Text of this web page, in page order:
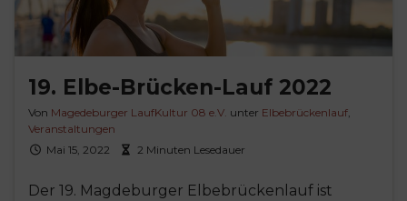
19. Elbe-Brücken-Lauf 2022
Von Magedeburger LaufKultur 08 e.V. unter Elbebrückenlauf,
Veranstaltungen
Mai 15, 2022
2 Minuten Lesedauer
Der 19. Magdeburger Elbebrückenlauf ist